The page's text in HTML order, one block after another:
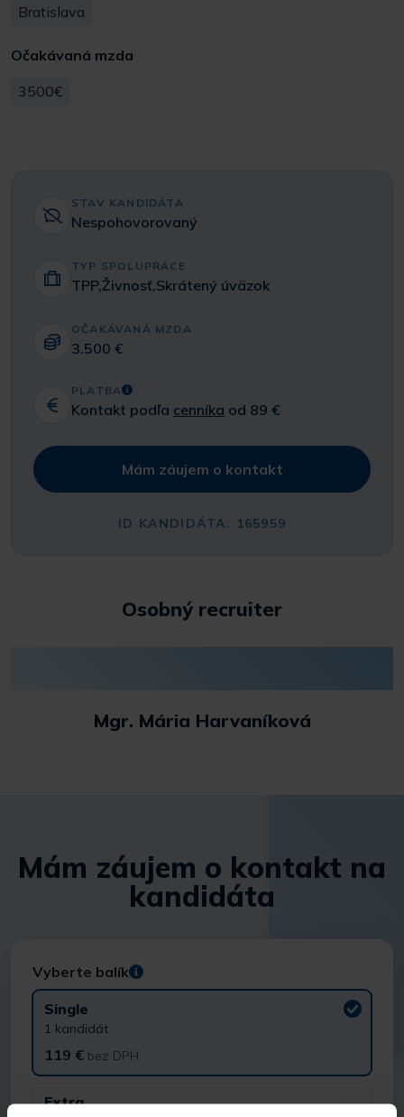
Bratislava
Očakávaná mzda
3500€
STAV KANDIDÁTA
Nespohovorovaný
TYP SPOLUPRÁCE
TPP,Živnosť,Skrátený úväzok
OČAKÁVANÁ MZDA
3.500 €
PLATBA
Kontakt podľa cenníka od 89 €
Mám záujem o kontakt
ID KANDIDÁTA: 165959
Osobný recruiter
Mgr. Mária Harvaníková
Mám záujem o kontakt na
kandidáta
Vyberte balík
Single
1 kandidát
119 € bez DPH
Extra